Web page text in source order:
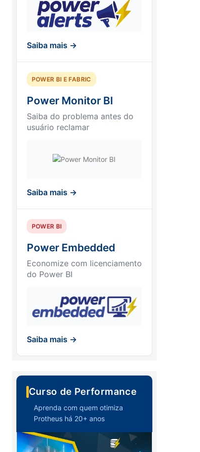
Saiba mais →
POWER BI E FABRIC
Power Monitor BI
Saiba do problema antes do
usuário reclamar
Saiba mais →
POWER BI
Power Embedded
Economize com licenciamento
do Power BI
Saiba mais →
Curso de Performance
Aprenda com quem otimiza
Protheus há 20+ anos